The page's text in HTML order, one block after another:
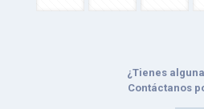
¿Tienes
Contáctanos